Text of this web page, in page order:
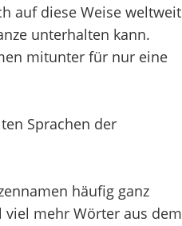
auf diese Weise weltweit
unterhalten kann.
mitunter für nur eine
Sprachen der
häufig ganz
mehr Wörter aus dem